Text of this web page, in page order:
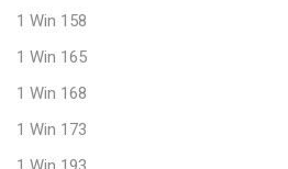
1 Win 158
1 Win 165
1 Win 168
1 Win 173